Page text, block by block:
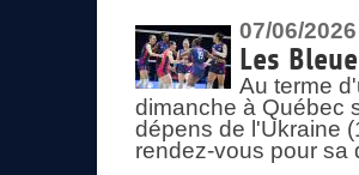
07/06/2026
Les
Au terme
dimanche à Québec
dépens de l'Ukraine
rendez-vous pour sa